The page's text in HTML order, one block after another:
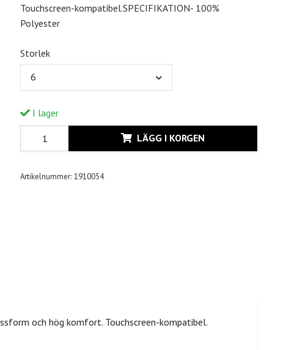
Touchscreen-kompatibel.SPECIFIKATION- 100%
Polyester
Storlek
6
I lager
LÄGG I KORGEN
Artikelnummer: 1910054
och hög komfort. Touchscreen-kompatibel.